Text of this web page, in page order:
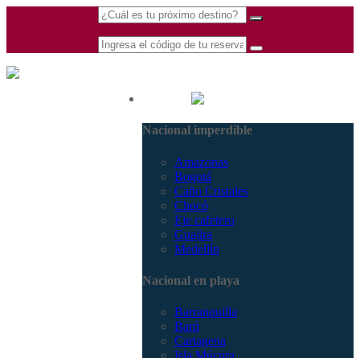
Nacional imperdible
Amazonas
Bogotá
Caño Cristales
Chocó
Eje cafetero
Guajira
Medellín
Nacional en playa
Barranquilla
Barú
Cartagena
Isla Múcura